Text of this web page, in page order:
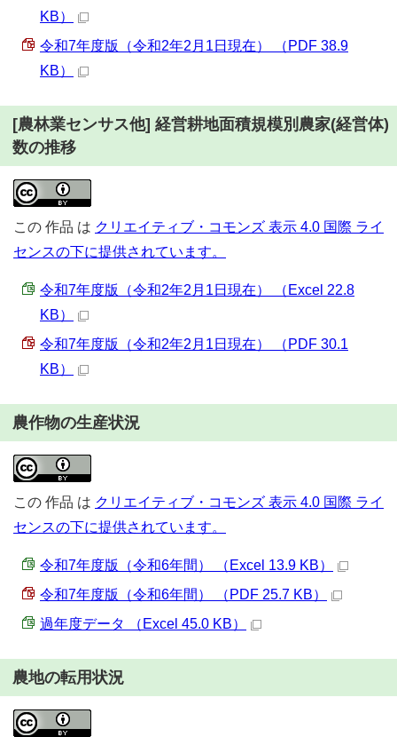
KB）
令和7年度版（令和2年2月1日現在） （PDF 38.9
KB）
[農林業センサス他] 経営耕地面積規模別農家(経営体)
数の推移
この 作品 は クリエイティブ・コモンズ 表示 4.0 国際 ライ
センスの下に提供されています。
令和7年度版（令和2年2月1日現在） （Excel 22.8
KB）
令和7年度版（令和2年2月1日現在） （PDF 30.1
KB）
農作物の生産状況
この 作品 は クリエイティブ・コモンズ 表示 4.0 国際 ライ
センスの下に提供されています。
令和7年度版（令和6年間） （Excel 13.9 KB）
令和7年度版（令和6年間） （PDF 25.7 KB）
過年度データ （Excel 45.0 KB）
農地の転用状況